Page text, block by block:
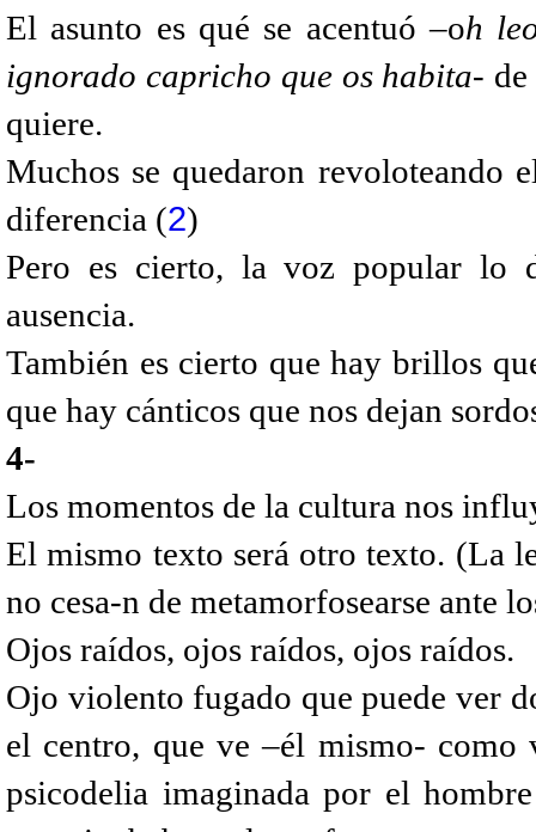
El asunto es qué se acentuó –oh
ignorado capricho que os habita-
quiere.
Muchos se quedaron
diferencia (2)
Pero es cierto, la voz popular lo
ausencia.
También es cierto que hay brillos
que hay cánticos que nos dejan
4-
Los momentos de la cultura nos
El mismo texto será otro texto. (La
no cesa-n de metamorfosearse ante
Ojos raídos, ojos raídos, ojos raídos.
Ojo violento fugado que puede ver
el centro, que ve –él mismo- como
psicodelia imaginada por el